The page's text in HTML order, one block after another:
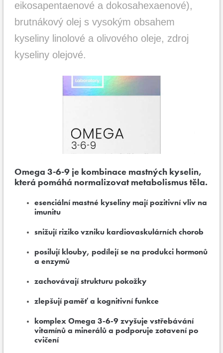
eikosapentaenové a dokosahexaenové),
brutnákový olej s vysokým obsahem
kyseliny linolové a olivového oleje, zdroj
kyseliny olejové.
Omega 3-6-9 je kombinace mastných kyselin,
která pomáhá normalizovat metabolismus těla.
esenciální mastné kyseliny mají pozitivní vliv na
imunitu
snižují riziko vzniku kardiovaskulárních chorob
posilují klouby, podílejí se na produkci hormonů
a enzymů
zachovávají strukturu pokožky
zlepšují paměť a kognitivní funkce
komplex Omega 3-6-9 zvyšuje vstřebávání
vitamínů a minerálů a podporuje zotavení po
cvičení